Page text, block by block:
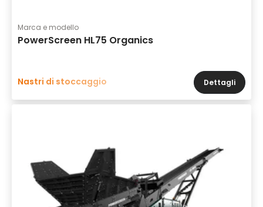
Marca e modello
PowerScreen HL75 Organics
Nastri di stoccaggio Dettagli